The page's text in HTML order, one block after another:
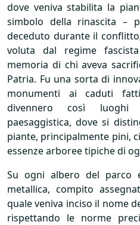
dove veniva stabilita la
simbolo della rinascita –
deceduto durante il
voluta dal regime
memoria di chi aveva
Patria. Fu una sorta di
monumenti ai caduti
divennero così luoghi
paesaggistica, dove si
piante, principalmente pini,
essenze arboree tipiche di
Su ogni albero del parco
metallica, compito
quale veniva inciso il nome
rispettando le norme